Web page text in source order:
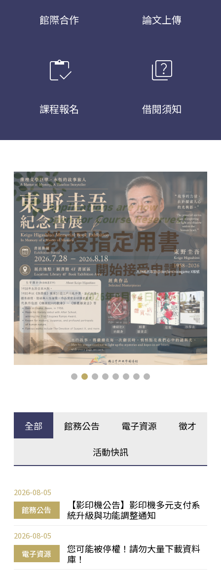
館際合作 論文上傳
inventory
課程報名
quiz
借閱須知
全部 館務公告 電子資源 徵才
活動快訊
館務公告
【影印機公告】影印機多元支付系
統升級與功能調整通知
2026-08-05
電子資源
您可能被停權！請勿大量下載資料
庫！
2026-08-05